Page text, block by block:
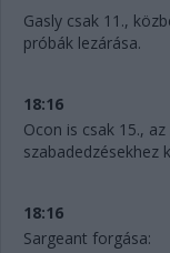
Gasly csak 11.,
próbák lezárása.
18:16
Ocon is csak 15.,
szabadedzésekhez
18:16
Sargeant forgása: